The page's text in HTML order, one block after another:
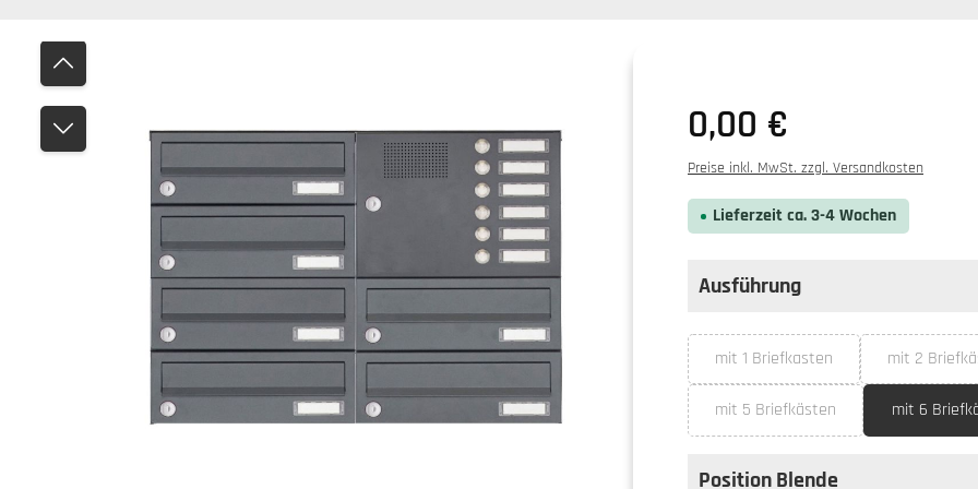
Bildergalerie überspringen
0,00 €
Preise inkl. MwSt. zzgl. Versandkosten
Lieferzeit ca. 3-4 Wochen
Ausführung
Ausführungauswählen
mit 1 Briefkasten
(Diese Option ist zurzeit nicht
mit 2
mit 5 Briefkästen
(Diese Option ist zurzeit nicht
mit 6
Position Blende